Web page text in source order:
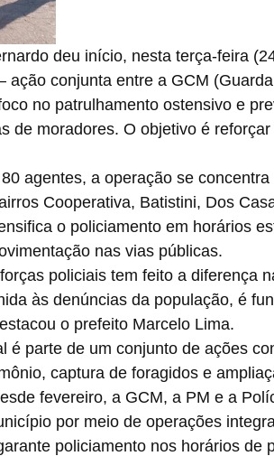
deu início, nesta terça-feira
ação conjunta entre a GCM
no patrulhamento ostensivo e
de moradores. O objetivo é
agentes, a operação se
Cooperativa, Batistini, Dos
o policiamento em horários
nas vias públicas.
policiais tem feito a diferença
às denúncias da população, é
o prefeito Marcelo Lima.
é parte de um conjunto de ações
captura de foragidos e
fevereiro, a GCM, a PM e a
por meio de operações
policiamento nos horários de